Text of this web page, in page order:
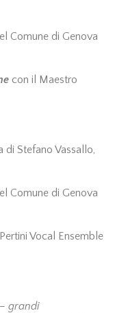
Comune di Genova
con il Maestro
di Stefano Vassallo,
Comune di Genova
Vocal Ensemble
– grandi